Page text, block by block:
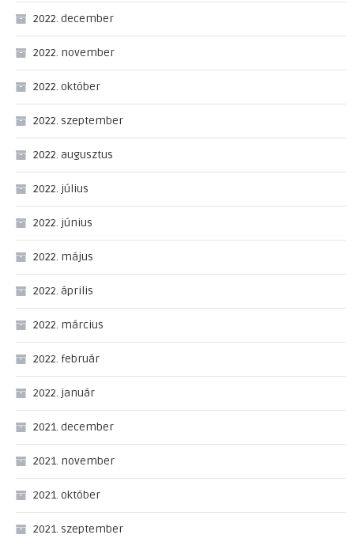
2022. december
2022. november
2022. október
2022. szeptember
2022. augusztus
2022. július
2022. június
2022. május
2022. április
2022. március
2022. február
2022. január
2021. december
2021. november
2021. október
2021. szeptember